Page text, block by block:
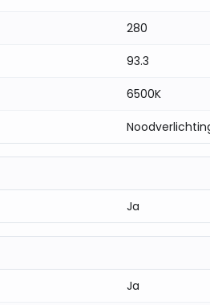
controle van de werking
winkels en andere
280
93.3
6500K
Ja
Ja